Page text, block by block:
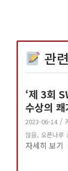
관
‘제 3회
수상의
2023-06-14 /
않음, 오픈나루
자세히 보기